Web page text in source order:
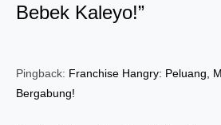
Bebek Kaleyo!”
Pingback: Franchise Hangry: Peluang,
Bergabung!